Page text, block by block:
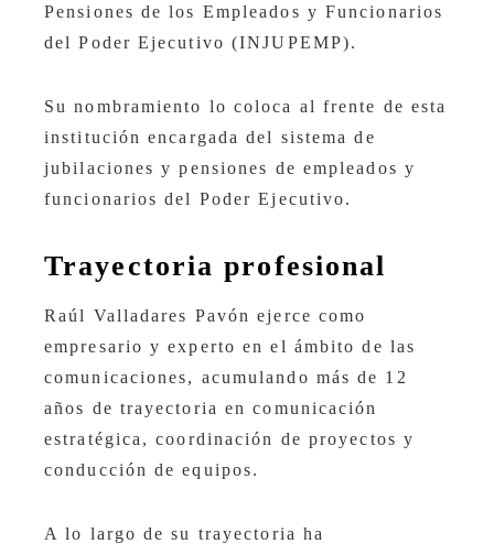
Pensiones de los Empleados y Funcionarios
del Poder Ejecutivo (INJUPEMP).
Su nombramiento lo coloca al frente de esta
institución encargada del sistema de
jubilaciones y pensiones de empleados y
funcionarios del Poder Ejecutivo.
Trayectoria profesional
Raúl Valladares Pavón ejerce como
empresario y experto en el ámbito de las
comunicaciones, acumulando más de 12
años de trayectoria en comunicación
estratégica, coordinación de proyectos y
conducción de equipos.
A lo largo de su trayectoria ha